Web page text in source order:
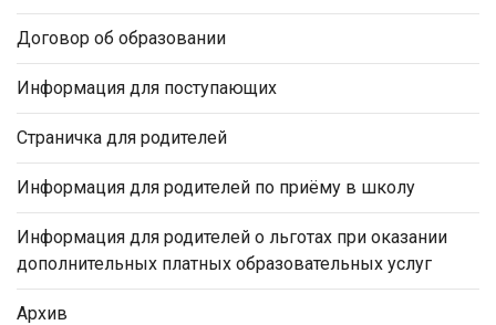
Договор об образовании
Информация для поступающих
Страничка для родителей
Информация для родителей по приёму в школу
Информация для родителей о льготах при оказании
дополнительных платных образовательных услуг
Архив